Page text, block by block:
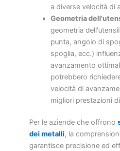
a diverse velocità di
Geometria
geometria
punta, angolo di
spoglia, ecc.)
avanzamento
potrebbero
velocità di
migliori prestazioni
Per le aziende che offrono
dei metalli, la
garantisce precisione ed